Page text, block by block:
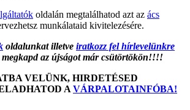
oldalán megtalálhatod azt az ács
munkálataid kivitelezésére.
oldalunkat illetve iratkozz fel hírlevelünkre
megkapd az újságot már csütörtökön!!!!
VELÜNK, HIRDETÉSED
A VÁRPALOTAINFÓBA!